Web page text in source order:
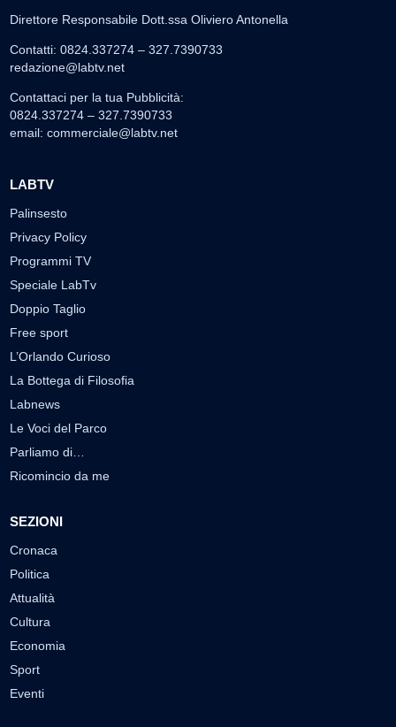
Direttore Responsabile Dott.ssa Oliviero Antonella
Contatti: 0824.337274 – 327.7390733
redazione@labtv.net
Contattaci per la tua Pubblicità:
0824.337274 – 327.7390733
email: commerciale@labtv.net
LABTV
Palinsesto
Privacy Policy
Programmi TV
Speciale LabTv
Doppio Taglio
Free sport
L’Orlando Curioso
La Bottega di Filosofia
Labnews
Le Voci del Parco
Parliamo di…
Ricomincio da me
SEZIONI
Cronaca
Politica
Attualità
Cultura
Economia
Sport
Eventi